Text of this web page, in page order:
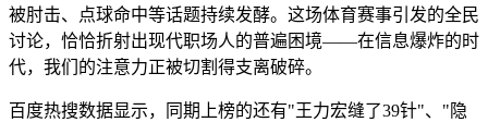
被肘击、点球命中等话题持续发酵。这场体育赛事引发的全民
讨论，恰恰折射出现代职场人的普遍困境——在信息爆炸的时
代，我们的注意力正被切割得支离破碎。
百度热搜数据显示，同期上榜的还有"王力宏缝了39针"、"隐